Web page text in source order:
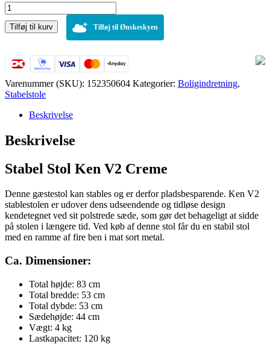
Stabel
stol
Ken
antal
Tilføj til kurv Tilføj til Ønskeskyen
Varenummer (SKU): 152350604 Kategorier: Boligindretning,
Stabelstole
Beskrivelse
Beskrivelse
Stabel Stol Ken V2 Creme
Denne gæstestol kan stables og er derfor pladsbesparende. Ken V2
stablestolen er udover dens udseendende og tidløse design
kendetegnet ved sit polstrede sæde, som gør det behageligt at sidde
på stolen i længere tid. Ved køb af denne stol får du en stabil stol
med en ramme af fire ben i mat sort metal.
Ca. Dimensioner:
Total højde: 83 cm
Total bredde: 53 cm
Total dybde: 53 cm
Sædehøjde: 44 cm
Vægt: 4 kg
Lastkapacitet: 120 kg